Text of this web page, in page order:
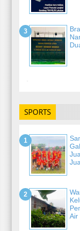
-
SPORTS
Air